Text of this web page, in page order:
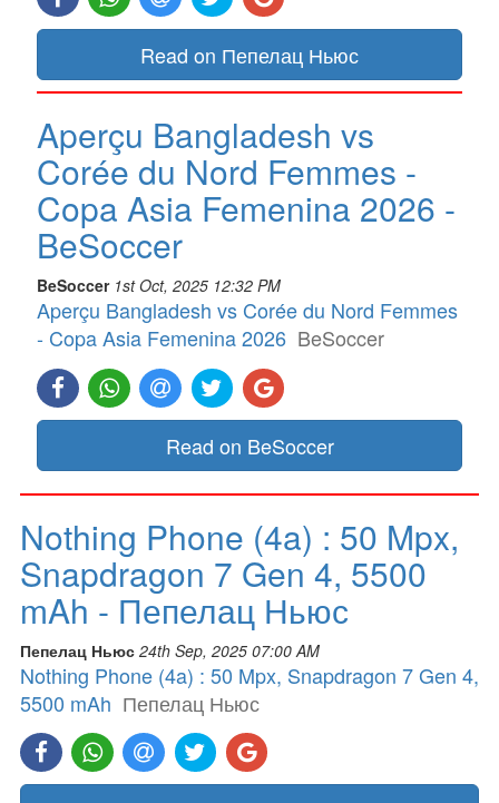
Read on Пепелац Ньюс
Aperçu Bangladesh vs
Corée du Nord Femmes -
Copa Asia Femenina 2026 -
BeSoccer
BeSoccer 1st Oct, 2025 12:32 PM
Aperçu Bangladesh vs Corée du Nord Femmes
- Copa Asia Femenina 2026 BeSoccer
Read on BeSoccer
Nothing Phone (4a) : 50 Mpx,
Snapdragon 7 Gen 4, 5500
mAh - Пепелац Ньюс
Пепелац Ньюс 24th Sep, 2025 07:00 AM
Nothing Phone (4a) : 50 Mpx, Snapdragon 7 Gen 4,
5500 mAh Пепелац Ньюс